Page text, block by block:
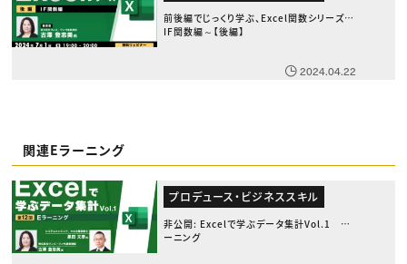
前後編でじっくり学ぶ、Excel関数シリーズ～
IF関数編～【後編】
2024.04.22
関連Eラーニング
プロデュース・ビジネススキル
非公開: Excelで学ぶデータ集計Vol.1 Eラ
ーニング